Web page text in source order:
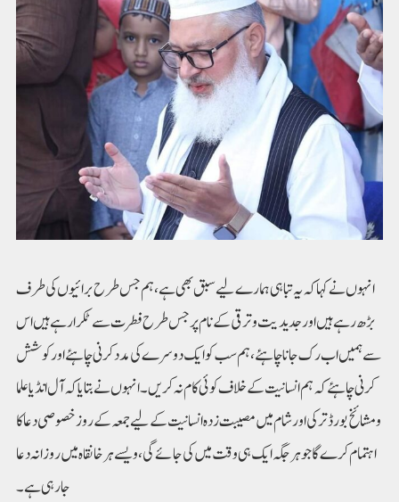
انہوں نے کہا کہ یہ تباہی ہمارے لیے سبق بھی ہے، ہم جس طرح برائیوں کی طرف
بڑھ رہے ہیں اور جدیدیت و ترقی کے نام پر جس طرح فطرت سے ٹکرارہے ہیں اس
سے ہمیں اب رک جانا چاہئے، ہم سب کو ایک دوسرے کی مدد کرنی چاہئے اور کوشش
کرنی چاہئے کہ ہم انسانیت کے خلاف کوئی کام نہ کریں۔انہوں نے بتایا کہ آل انڈیا علما
ومشائخ بورڈ ترکی اور شام میں مصیبت زدہ انسانیت کے لیے جمعہ کے روز خصوصی دعا کا
اہتمام کرے گا جو ہر جگہ ایک ہی وقت میں کی جائے گی، ویسے ہر خانقاہ میں روزانہ دعا
جا رہی ہے۔